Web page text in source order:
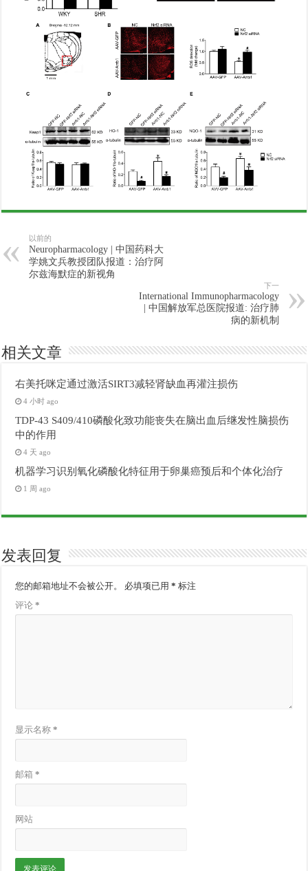
以前的
Neuropharmacology | 中国药科大
学姚文兵教授团队报道：治疗阿
尔兹海默症的新视角
下一
International Immunopharmacology
| 中国解放军总医院报道: 治疗肺
病的新机制
相关文章
右美托咪定通过激活SIRT3减轻肾缺血再灌注损伤
4 小时 ago
TDP-43 S409/410磷酸化致功能丧失在脑出血后继发性脑损伤
中的作用
4 天 ago
机器学习识别氧化磷酸化特征用于卵巢癌预后和个体化治疗
1 周 ago
发表回复
您的邮箱地址不会被公开。 必填项已用* 标注
评论*
显示名称*
邮箱*
网站